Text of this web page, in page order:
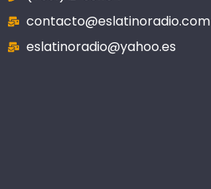
contacto@eslatinoradio.com
eslatinoradio@yahoo.es